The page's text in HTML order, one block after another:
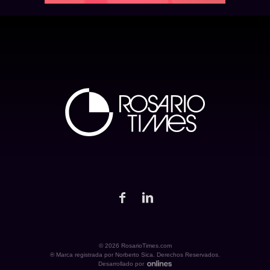
© 2026 RosarioTimes.com
® Marca registrada por Norberto Sica. Derechos Reservados.
Desarrollado por